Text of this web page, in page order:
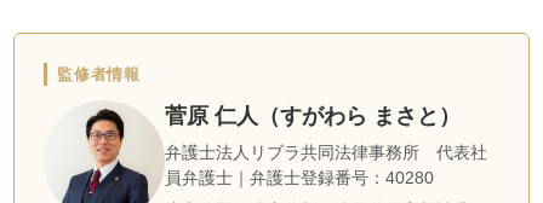
監修者情報
菅原 仁人（すがわら まさと）
弁護士法人リブラ共同法律事務所 代表社
員弁護士｜弁護士登録番号：40280